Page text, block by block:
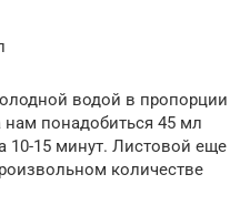
водой в пропорции
нам понадобиться 45 мл
10-15 минут. Листовой еще
количестве